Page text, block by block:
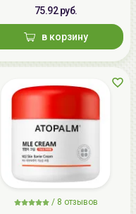
75.92 руб.
в корзину
/ 8 отзывов